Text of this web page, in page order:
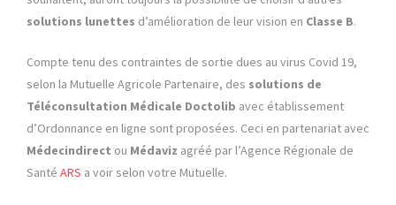
solutions lunettes d’amélioration de leur vision en Classe B.
Compte tenu des contraintes de sortie dues au virus Covid 19,
selon la Mutuelle Agricole Partenaire, des solutions de
Téléconsultation Médicale Doctolib avec établissement
d’Ordonnance en ligne sont proposées. Ceci en partenariat avec
Médecindirect ou Médaviz agréé par l’Agence Régionale de
Santé ARS a voir selon votre Mutuelle.